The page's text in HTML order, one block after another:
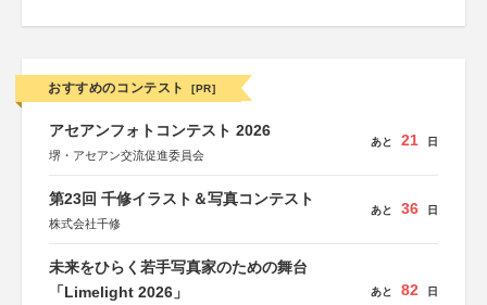
おすすめのコンテスト [PR]
アセアンフォトコンテスト 2026
堺・アセアン交流促進委員会
あと 21 日
第23回 千修イラスト＆写真コンテスト
株式会社千修
あと 36 日
未来をひらく若手写真家のための舞台
「Limelight 2026」
あと 82 日